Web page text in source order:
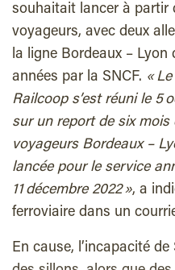
souhaitait lancer à partir
voyageurs, avec deux
la ligne Bordeaux – Lyon
années par la SNCF. «
Railcoop s’est réuni le 5
sur un report de six
voyageurs Bordeaux –
lancée pour le service
11 décembre 2022 », a
ferroviaire dans un
En cause, l’incapacité